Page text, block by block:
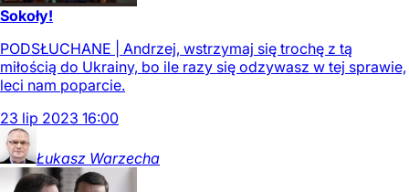
Sokoły!
PODSŁUCHANE | Andrzej, wstrzymaj się trochę z tą
miłością do Ukrainy, bo ile razy się odzywasz w tej sprawie,
leci nam poparcie.
23 lip 2023 16:00
Łukasz Warzecha